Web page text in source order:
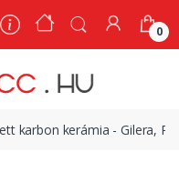
0
karbon kerámia - Gilera,
0